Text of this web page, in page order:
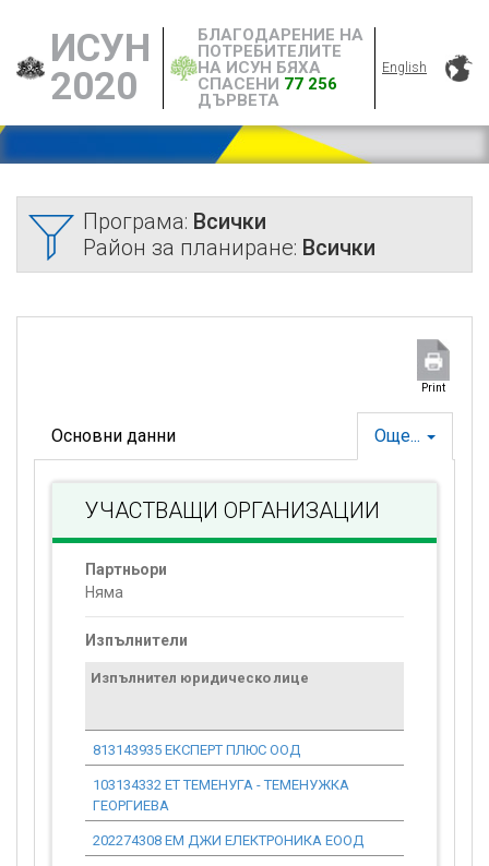
ИСУН
2020
БЛАГОДАРЕНИЕ НА
ПОТРЕБИТЕЛИТЕ
НА ИСУН БЯХА
СПАСЕНИ 77 256
ДЪРВЕТА
English
Програма: Всички
Район за планиране: Всички
Print
Още...
Основни данни
УЧАСТВАЩИ ОРГАНИЗАЦИИ
Партньори
Няма
Изпълнители
Изпълнител юридическо лице
813143935 ЕКСПЕРТ ПЛЮС ООД
103134332 ЕТ ТЕМЕНУГА - ТЕМЕНУЖКА
ГЕОРГИЕВА
202274308 ЕМ ДЖИ ЕЛЕКТРОНИКА ЕООД